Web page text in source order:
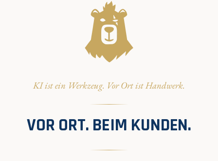
KI ist ein Werkzeug. Vor Ort ist Handwerk.
VOR ORT. BEIM KUNDEN.